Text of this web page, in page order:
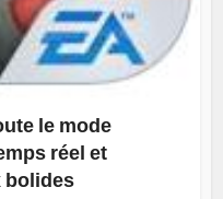
le mode
réel et
bolides